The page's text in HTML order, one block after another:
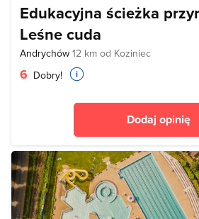
Edukacyjna ścieżka
Leśne cuda
Andrychów 12 km od Koziniec
6 Dobry!
Dodaj opinię